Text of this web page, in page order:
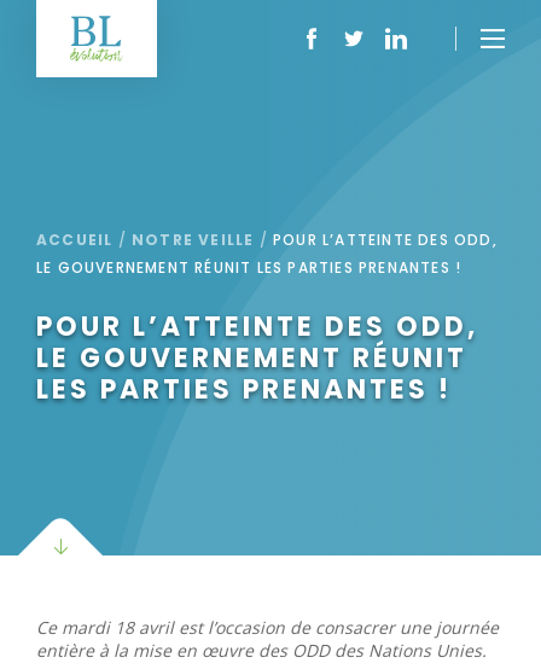
ACCUEIL / NOTRE VEILLE /POUR L’ATTEINTE DES ODD,
LE GOUVERNEMENT RÉUNIT LES PARTIES PRENANTES !
POUR L’ATTEINTE DES ODD,
LE GOUVERNEMENT RÉUNIT
LES PARTIES PRENANTES !
Ce mardi 18 avril est l’occasion de consacrer une journée
entière à la mise en œuvre des ODD des Nations Unies.